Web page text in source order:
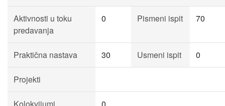
Aktivnosti u toku
predavanja
0 Pismeni ispit 70
Praktična nastava 30 Usmeni ispit 0
Projekti